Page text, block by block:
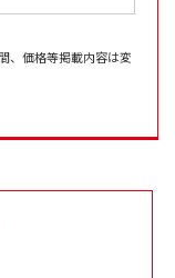
、価格等掲載内容は変